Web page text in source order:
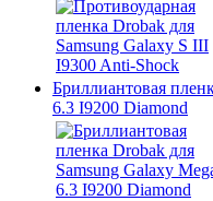
Бриллиантовая
6.3 I9200 Diamond